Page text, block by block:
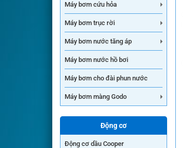
Máy bơm cứu hỏa
Máy bơm trục rời
Máy bơm nước tăng áp
Máy bơm nước hồ bơi
Máy bơm cho đài phun nước
Máy bơm màng Godo
Động cơ
Động cơ dầu Cooper